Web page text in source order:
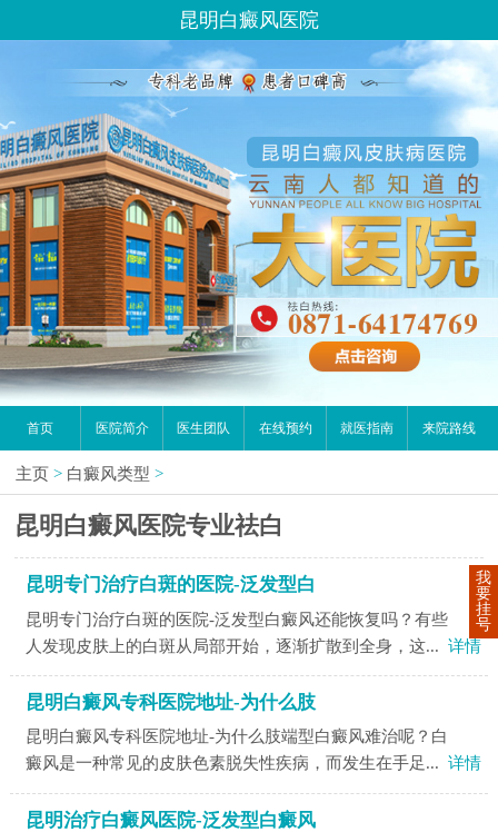
昆明白癜风医院
首页 医院简介 医生团队 在线预约 就医指南 来院路线
主页 > 白癜风类型 >
昆明白癜风医院专业祛白
昆明专门治疗白斑的医院-泛发型白
昆明专门治疗白斑的医院-泛发型白癜风还能恢复吗？有些
人发现皮肤上的白斑从局部开始，逐渐扩散到全身，这... 详情
昆明白癜风专科医院地址-为什么肢
昆明白癜风专科医院地址-为什么肢端型白癜风难治呢？白
癜风是一种常见的皮肤色素脱失性疾病，而发生在手足... 详情
昆明治疗白癜风医院-泛发型白癜风
我
要
挂
号